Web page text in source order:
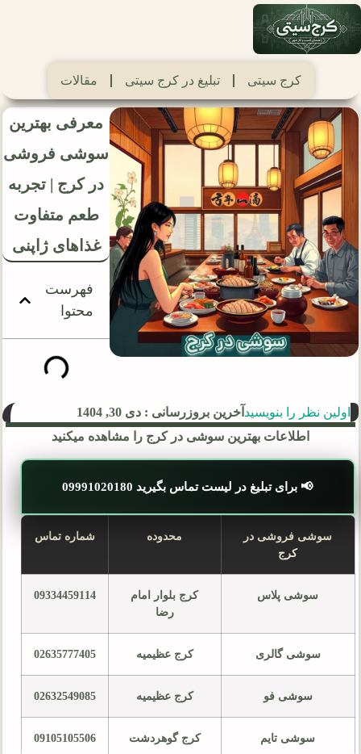
کرج سیتی تبلیغ در کرج سیتی مقالات
معرفی بهترین
سوشی فروشی
در کرج | تجربه
طعم متفاوت
غذاهای ژاپنی
فهرست
محتوا
اولین نظر را بنویسید آخرین بروزرسانی : دی 30, 1404
اطلاعات بهترین سوشی در کرج را مشاهده میکنید
📢 برای تبلیغ در لیست تماس بگیرید 09991020180
سوشی فروشی در
کرج
محدوده شماره تماس
سوشی پلاس
کرج بلوار امام
رضا
09334459114
سوشی گالری کرج عظیمیه 02635777405
سوشی فو کرج عظیمیه 02632549085
سوشی تایم کرج گوهردشت 09105105506